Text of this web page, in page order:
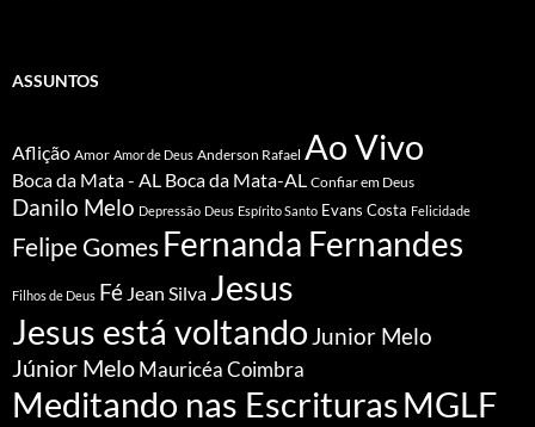
ASSUNTOS
Aflição Amor Amor de Deus Anderson Rafael Ao Vivo
Boca da Mata - AL Boca da Mata-AL Confiar em Deus
Danilo Melo Depressão Deus Espírito Santo Evans Costa Felicidade
Felipe Gomes Fernanda Fernandes
Filhos de Deus Fé Jean Silva Jesus
Jesus está voltando Junior Melo
Júnior Melo Mauricéa Coimbra
Meditando nas EscriturasMGLF